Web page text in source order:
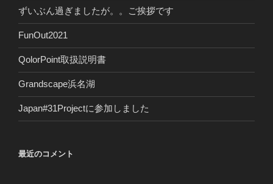
ずいぶん過ぎましたが。。ご挨拶です
FunOut2021
QolorPoint取扱説明書
Grandscape浜名湖
Japan#31Projectに参加しました
最近のコメント